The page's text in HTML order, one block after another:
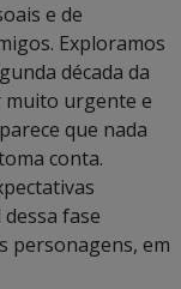
e de
Exploramos
década da
muito urgente e
que nada
conta.
fase
personagens, em